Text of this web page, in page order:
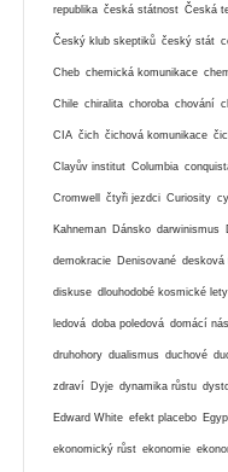
republika česká státnost Česká
Český klub skeptiků český stát
Cheb chemická komunikace
Chile chiralita choroba chování
CIA čich čichová komunikace
Clayův institut Columbia
Cromwell čtyři jezdci Curiosity
Kahneman Dánsko darwinismus
demokracie Denisované desková
diskuse dlouhodobé kosmické lety
ledová doba poledová domácí
druhohory dualismus duchové
zdraví Dyje dynamika růstu
Edward White efekt placebo
ekonomický růst ekonomie